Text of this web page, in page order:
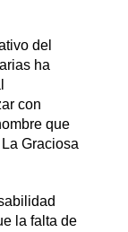
del
ha
con
que
Graciosa
la falta de